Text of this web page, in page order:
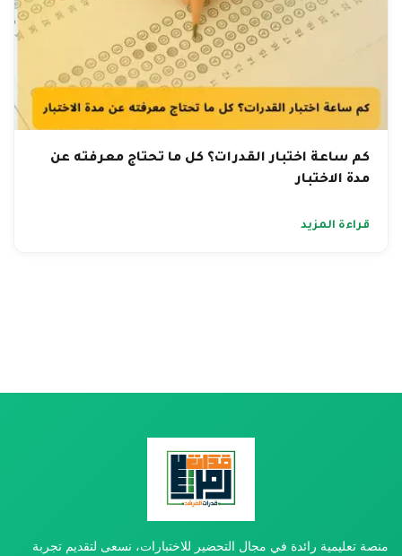
كم ساعة اختبار القدرات؟ كل ما تحتاج معرفته عن
مدة الاختبار
قراءة المزيد
منصة تعليمية رائدة في مجال التحضير للاختبارات، نسعى لتقديم تجربة